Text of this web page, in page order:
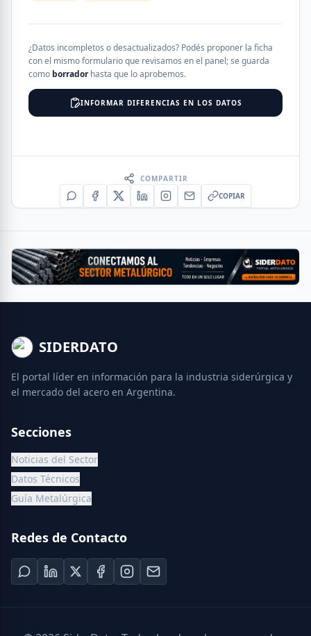
¿Datos incompletos o desactualizados? Podés proponer la ficha
con el mismo formulario que revisamos en el panel; se guarda
como borradorhasta que lo aprobemos.
INFORMAR DIFERENCIAS EN LOS DATOS
COMPARTIR
COPIAR
SIDERDATO
El portal líder en información para la industria siderúrgica y
el mercado del acero en Argentina.
Secciones
Noticias del Sector
Datos Técnicos
Guía Metalúrgica
Redes de Contacto